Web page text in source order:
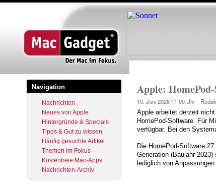
Navigation
Nachrichten
Neues von Apple
Hintergründe & Specials
Tipps & Gut zu wissen
Häufig gesuchte Artikel
Themen im Fokus
Kostenfreie Mac-Apps
Nachrichten-Archiv
Apple:
10. Juni 2026 11:00 Uhr -
Apple arbeitet derzeit
HomePod-Software. Für
verfügbar. Bei den
Die HomePod-Software
Generation (Baujahr
lediglich von